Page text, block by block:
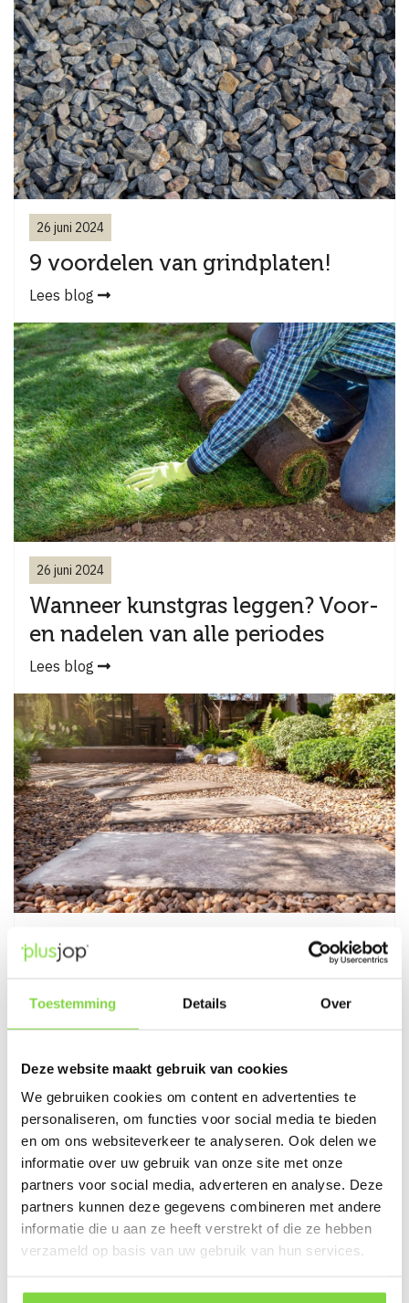
Toestemming Details Over
Deze website maakt gebruik van cookies
We gebruiken cookies om content en advertenties te
personaliseren, om functies voor social media te bieden
en om ons websiteverkeer te analyseren. Ook delen we
informatie over uw gebruik van onze site met onze
partners voor social media, adverteren en analyse. Deze
partners kunnen deze gegevens combineren met andere
informatie die u aan ze heeft verstrekt of die ze hebben
verzameld op basis van uw gebruik van hun services.
26 juni 2024
9 voordelen van grindplaten!
Lees blog
26 juni 2024
Wanneer kunstgras leggen? Voor-
en nadelen van alle periodes
Lees blog
22 mei 2024
grindplaten?